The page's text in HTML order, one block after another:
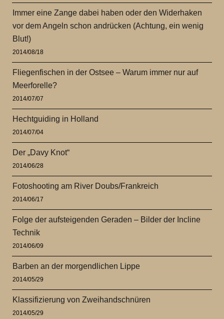
Immer eine Zange dabei haben oder den Widerhaken
vor dem Angeln schon andrücken (Achtung, ein wenig
Blut!)
2014/08/18
Fliegenfischen in der Ostsee – Warum immer nur auf
Meerforelle?
2014/07/07
Hechtguiding in Holland
2014/07/04
Der „Davy Knot“
2014/06/28
Fotoshooting am River Doubs/Frankreich
2014/06/17
Folge der aufsteigenden Geraden – Bilder der Incline
Technik
2014/06/09
Barben an der morgendlichen Lippe
2014/05/29
Klassifizierung von Zweihandschnüren
2014/05/29